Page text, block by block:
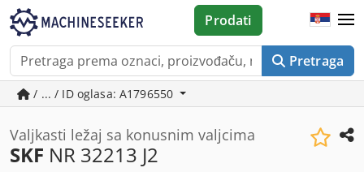
Pretraga
Prodati
/ ... / ID oglasa: A1796550
Valjkasti ležaj sa konusnim valjcima
SKF NR 32213 J2